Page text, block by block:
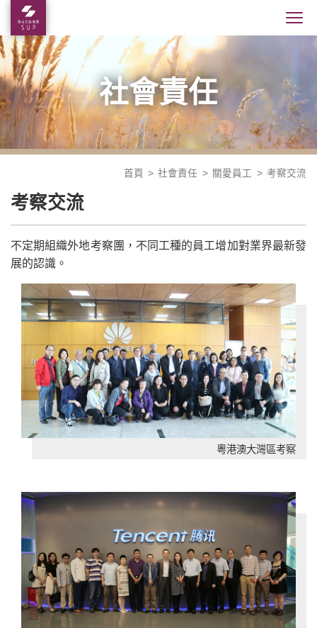
社會責任
首頁 社會責任 關愛員工 考察交流
考察交流
不定期組織外地考察團，不同工種的員工增加對業界最新發
展的認識。
粵港澳大灣區考察